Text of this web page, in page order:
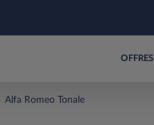
OFFRES
Alfa Romeo Tonale